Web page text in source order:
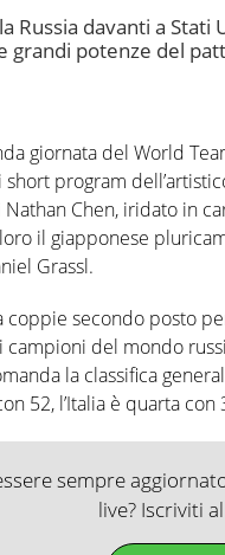
Russia davanti a
grandi potenze del
giornata del World
program
Chen, iridato in
il giapponese
Grassl.
coppie secondo posto
campioni del mondo
la classifica
52, l’Italia è quarta
sempre
live? Iscriviti